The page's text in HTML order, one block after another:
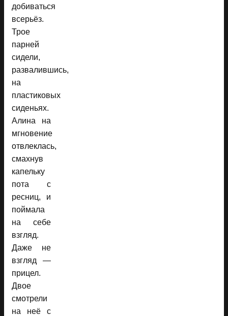
добиваться
всерьёз.
Трое
парней
сидели,
развалившись,
на
пластиковых
сиденьях.
Алина на
мгновение
отвлеклась,
смахнув
капельку
пота с
ресниц, и
поймала
на себе
взгляд.
Даже не
взгляд —
прицел.
Двое
смотрели
на неё с